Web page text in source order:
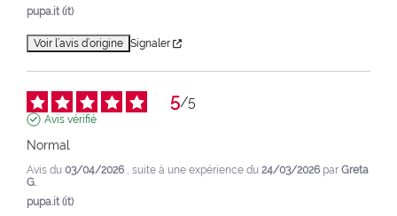
pupa.it (it)
Voir l’avis d’origine Signaler
5/5
Avis vérifié
Normal
Avis du 03/04/2026 , suite à une expérience du 24/03/2026 par Greta
G.
pupa.it (it)